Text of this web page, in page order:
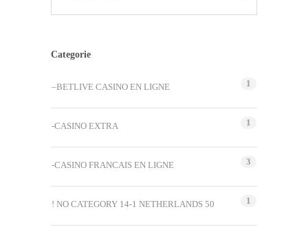
Categorie
–BETLIVE CASINO EN LIGNE 1
-CASINO EXTRA 1
-CASINO FRANCAIS EN LIGNE 3
! NO CATEGORY 14-1 NETHERLANDS 50 1